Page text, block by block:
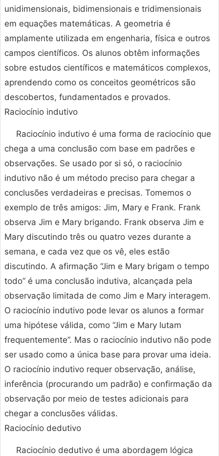
unidimensionais, bidimensionais e tridimensionais
em equações matemáticas. A geometria é
amplamente utilizada em engenharia, física e outros
campos científicos. Os alunos obtêm informações
sobre estudos científicos e matemáticos complexos,
aprendendo como os conceitos geométricos são
descobertos, fundamentados e provados.
Raciocínio indutivo
Raciocínio indutivo é uma forma de raciocínio que
chega a uma conclusão com base em padrões e
observações. Se usado por si só, o raciocínio
indutivo não é um método preciso para chegar a
conclusões verdadeiras e precisas. Tomemos o
exemplo de três amigos: Jim, Mary e Frank. Frank
observa Jim e Mary brigando. Frank observa Jim e
Mary discutindo três ou quatro vezes durante a
semana, e cada vez que os vê, eles estão
discutindo. A afirmação “Jim e Mary brigam o tempo
todo” é uma conclusão indutiva, alcançada pela
observação limitada de como Jim e Mary interagem.
O raciocínio indutivo pode levar os alunos a formar
uma hipótese válida, como “Jim e Mary lutam
frequentemente”. Mas o raciocínio indutivo não pode
ser usado como a única base para provar uma ideia.
O raciocínio indutivo requer observação, análise,
inferência (procurando um padrão) e confirmação da
observação por meio de testes adicionais para
chegar a conclusões válidas.
Raciocínio dedutivo
Raciocínio dedutivo é uma abordagem lógica